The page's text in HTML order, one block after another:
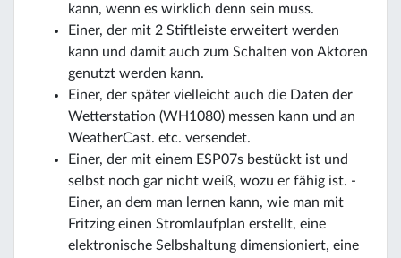
kann, wenn es wirklich denn sein muss.
Einer, der mit 2 Stiftleiste erweitert werden
kann und damit auch zum Schalten von Aktoren
genutzt werden kann.
Einer, der später vielleicht auch die Daten der
Wetterstation (WH1080) messen kann und an
WeatherCast. etc. versendet.
Einer, der mit einem ESP07s bestückt ist und
selbst noch gar nicht weiß, wozu er fähig ist. -
Einer, an dem man lernen kann, wie man mit
Fritzing einen Stromlaufplan erstellt, eine
elektronische Selbshaltung dimensioniert, eine